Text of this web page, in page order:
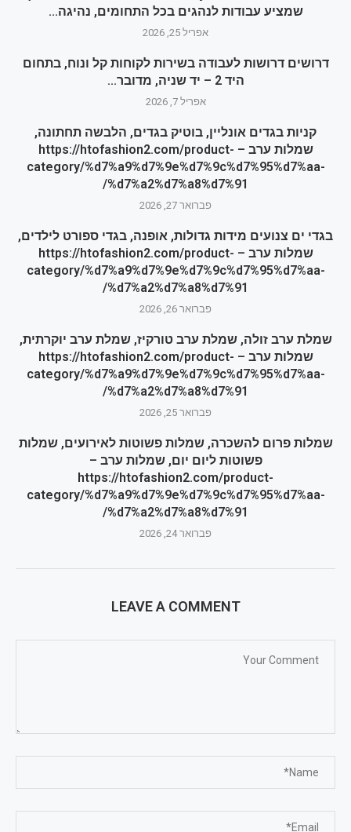
שמציע עבודות לנהגים בכל התחומים, נהיגה...
אפריל 25, 2026
דרושים דרושות לעבודה בשירות לקוחות קל ונוח, בתחום
היד 2 – יד שניה, מדובר...
אפריל 7, 2026
קניות בגדים אונליין, בוטיק בגדים, הלבשה תחתונה,
שמלות ערב – https://htofashion2.com/product-
category/%d7%a9%d7%9e%d7%9c%d7%95%d7%aa-
%d7%a2%d7%a8%d7%91/
פברואר 27, 2026
בגדי ים צנועים מידות גדולות, אופנה, בגדי ספורט לילדים,
שמלות ערב – https://htofashion2.com/product-
category/%d7%a9%d7%9e%d7%9c%d7%95%d7%aa-
%d7%a2%d7%a8%d7%91/
פברואר 26, 2026
שמלת ערב זולה, שמלת ערב טורקיז, שמלת ערב יוקרתית,
שמלות ערב – https://htofashion2.com/product-
category/%d7%a9%d7%9e%d7%9c%d7%95%d7%aa-
%d7%a2%d7%a8%d7%91/
פברואר 25, 2026
שמלות פרום להשכרה, שמלות פשוטות לאירועים, שמלות
פשוטות ליום יום, שמלות ערב –
https://htofashion2.com/product-
category/%d7%a9%d7%9e%d7%9c%d7%95%d7%aa-
%d7%a2%d7%a8%d7%91/
פברואר 24, 2026
LEAVE A COMMENT